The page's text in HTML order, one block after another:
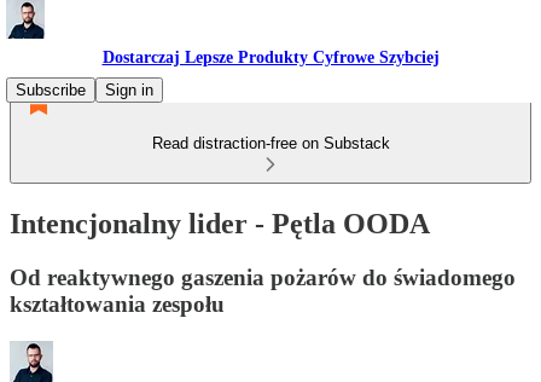
Dostarczaj Lepsze Produkty Cyfrowe Szybciej
Subscribe
Sign in
Read distraction-free on Substack
Intencjonalny lider - Pętla OODA
Od reaktywnego gaszenia pożarów do świadomego
kształtowania zespołu